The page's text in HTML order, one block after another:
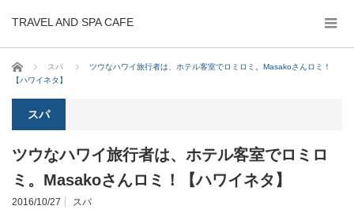
TRAVEL AND SPA CAFE
ホーム スパ
ツウなハワイ旅行者は、ホテル客室でロミロミ。Masakoさんロミ！
【ハワイネタ】
スパ
ツウなハワイ旅行者は、ホテル客室でロミロ
ミ。Masakoさんロミ！【ハワイネタ】
2016/10/27 スパ